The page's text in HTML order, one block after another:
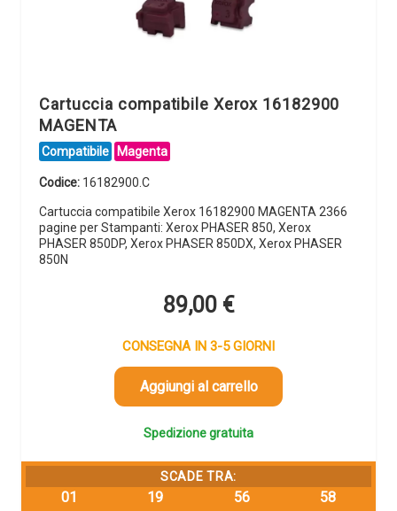
Cartuccia compatibile Xerox 16182900
MAGENTA
Compatibile Magenta
Codice: 16182900.C
Cartuccia compatibile Xerox 16182900 MAGENTA 2366
pagine per Stampanti: Xerox PHASER 850, Xerox
PHASER 850DP, Xerox PHASER 850DX, Xerox PHASER
850N
89,00 €
CONSEGNA IN 3-5 GIORNI
Aggiungi al carrello
Spedizione gratuita
SCADE TRA:
01 19 56 58